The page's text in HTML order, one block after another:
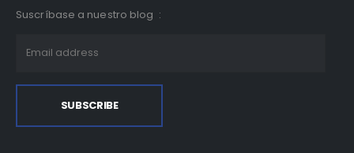
Suscríbase a nuestro blog :